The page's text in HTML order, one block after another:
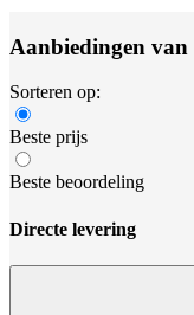
Aanbiedingen
Sorteren op:
Beste prijs
Beste beoordeling
Directe levering